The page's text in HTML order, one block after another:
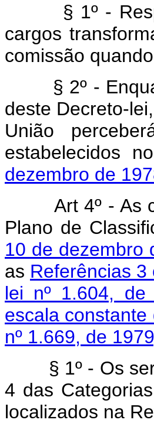
§ 1º -
cargos
comissão
§ 2º -
deste Decreto-
União
estabelecidos no
dezembro de
Art 4º - As
Plano de
10 de dezembro
as Referências
lei nº 1.604, de
escala
nº 1.669, de
§ 1º - Os
4 das
localizados na